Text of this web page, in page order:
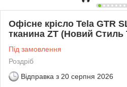
Офісне крісло Tela GTR
тканина ZT (Новий Стиль
Під замовлення
Роздріб
Відправка з 20 серпня 2026